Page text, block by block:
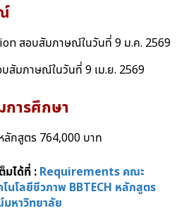
สอบสัมภาษณ์ในวันที่ 9 ม.ค. 2569
สัมภาษณ์ในวันที่ 9 เม.ย. 2569
การศึกษา
ลักสูตร 764,000 บาท
มได้ที่ : Requirements คณะ
โนโลยีชีวภาพ BBTECH หลักสูตร
หาวิทยาลัย